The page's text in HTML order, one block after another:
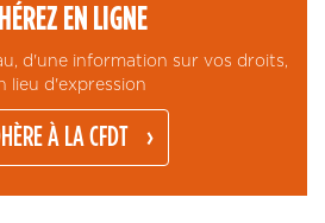
EN LIGNE
d'une information sur vos droits,
lieu d'expression
À LA CFDT